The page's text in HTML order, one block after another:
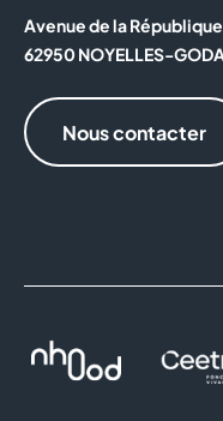
Avenue de la
62950 NOYELLES-
Nous contacter